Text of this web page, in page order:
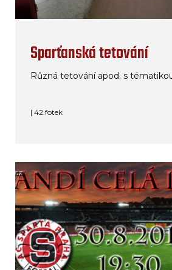
Sparťanská tetování
Různá tetování apod. s
| 42 fotek